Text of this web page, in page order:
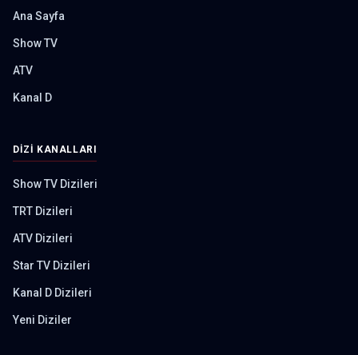
Ana Sayfa
Show TV
ATV
Kanal D
DIZI KANALLARI
Show TV Dizileri
TRT Dizileri
ATV Dizileri
Star TV Dizileri
Kanal D Dizileri
Yeni Diziler